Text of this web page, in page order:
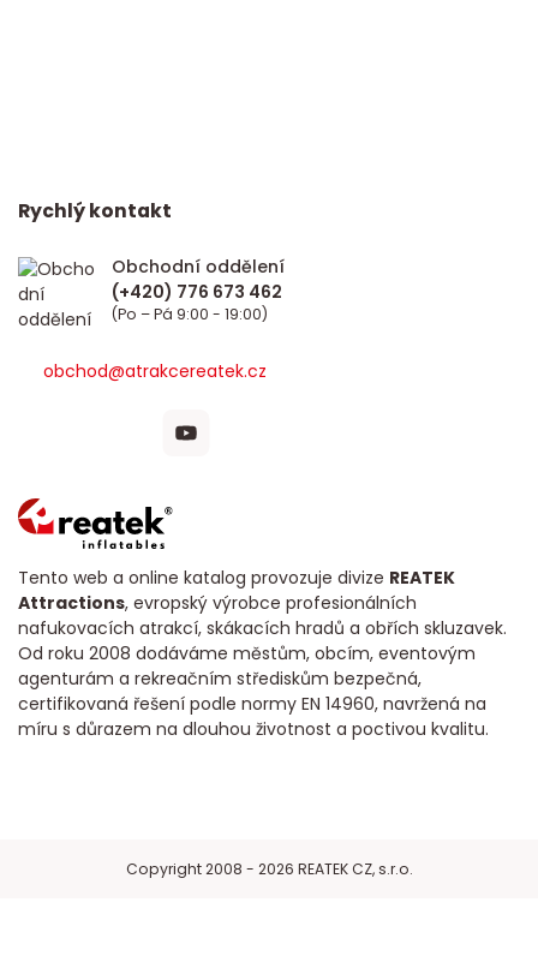
Tento web a online katalog provozuje divize REATEK
Attractions, evropský výrobce profesionálních
nafukovacích atrakcí, skákacích hradů a obřích skluzavek.
Od roku 2008 dodáváme městům, obcím, eventovým
agenturám a rekreačním střediskům bezpečná,
certifikovaná řešení podle normy EN 14960, navržená na
míru s důrazem na dlouhou životnost a poctivou kvalitu.
Rychlý kontakt
Obchodní oddělení
(Po – Pá 9:00 - 19:00)
obchod@atrakcereatek.cz
Copyright 2008 - 2026 REATEK CZ, s.r.o.